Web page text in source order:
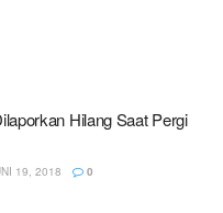
Hilang Saat Pergi
19, 2018 0